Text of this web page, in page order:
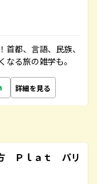
都、言語、民族、
る旅の雑学も。
詳細を見る
Ｐｌａｔ パリ